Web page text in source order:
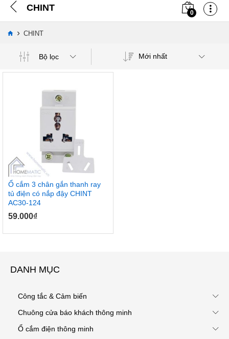
CHINT 0
› CHINT
Bộ lọc Mới nhất
Ổ cắm 3 chân gắn thanh ray
tủ điện có nắp đậy CHINT
AC30-124
59.000₫
DANH MỤC
Công tắc & Cảm biến
Chuông cửa báo khách thông minh
Ổ cắm điện thông minh